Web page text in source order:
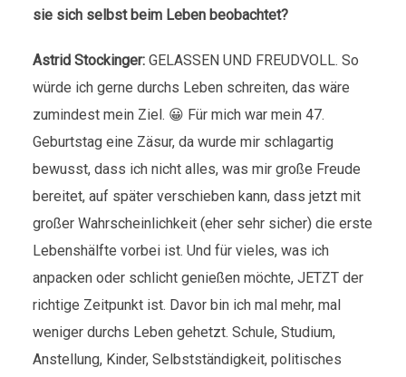
sie sich selbst beim Leben beobachtet?
Astrid Stockinger: GELASSEN UND FREUDVOLL. So
würde ich gerne durchs Leben schreiten, das wäre
zumindest mein Ziel. 😀 Für mich war mein 47.
Geburtstag eine Zäsur, da wurde mir schlagartig
bewusst, dass ich nicht alles, was mir große Freude
bereitet, auf später verschieben kann, dass jetzt mit
großer Wahrscheinlichkeit (eher sehr sicher) die erste
Lebenshälfte vorbei ist. Und für vieles, was ich
anpacken oder schlicht genießen möchte, JETZT der
richtige Zeitpunkt ist. Davor bin ich mal mehr, mal
weniger durchs Leben gehetzt. Schule, Studium,
Anstellung, Kinder, Selbstständigkeit, politisches